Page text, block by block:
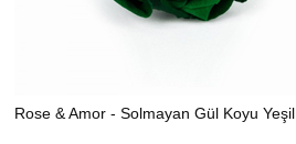
Rose & Amor - Solmayan Gül Koyu Yeşil